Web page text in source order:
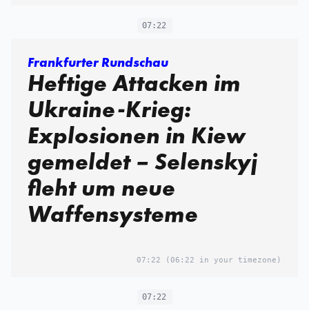
07:22
Frankfurter Rundschau
Heftige Attacken im
Ukraine-Krieg:
Explosionen in Kiew
gemeldet – Selenskyj
fleht um neue
Waffensysteme
07:22 (06:22 in your timezone)
07:22